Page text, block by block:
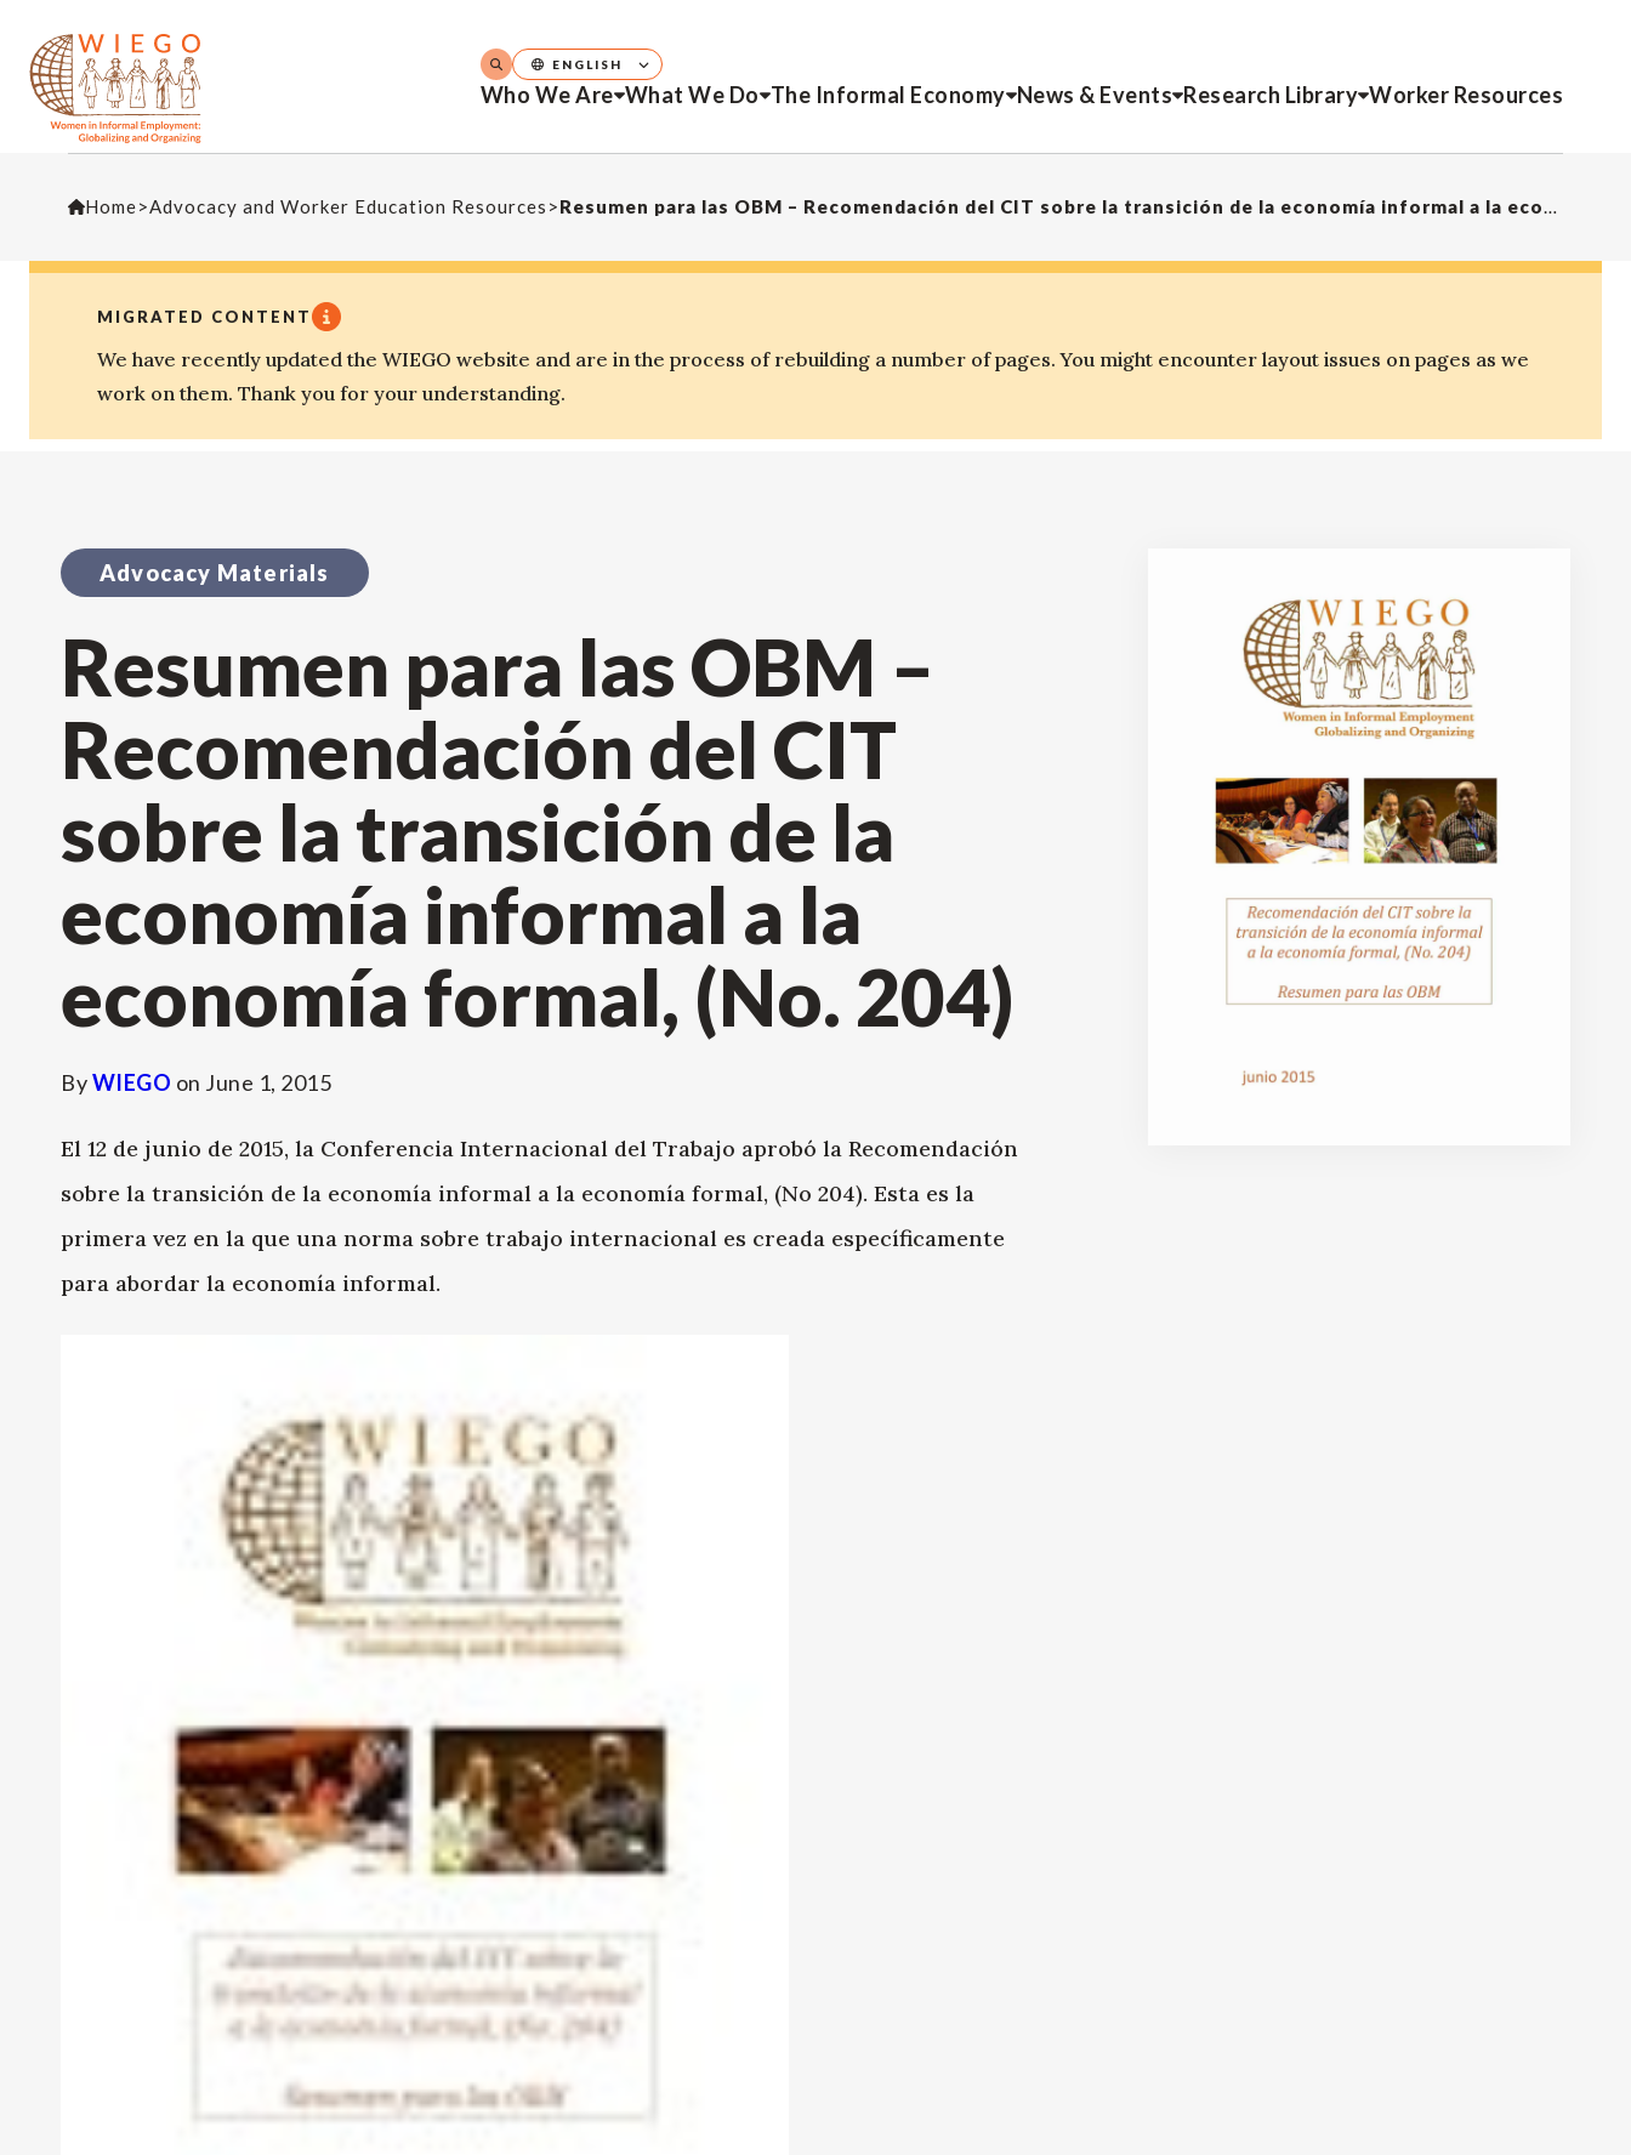
Who We Are What We Do The Informal Economy News & Events Research Library Worker Resources
ENGLISH
Home>Advocacy and Worker Education Resources > Resumen para las OBM – Recomendación del CIT sobre la transición de la economía informal a la economía formal, (No. 204)
MIGRATED CONTENT
We have recently updated the WIEGO website and are in the process of rebuilding a number of pages. You might encounter layout issues on pages as we
work on them. Thank you for your understanding.
Advocacy Materials
Resumen para las OBM –
Recomendación del CIT
sobre la transición de la
economía informal a la
economía formal, (No. 204)
ByWIEGO on June 1, 2015
El 12 de junio de 2015, la Conferencia Internacional del Trabajo aprobó la Recomendación
sobre la transición de la economía informal a la economía formal, (No 204). Esta es la
primera vez en la que una norma sobre trabajo internacional es creada específicamente
para abordar la economía informal.